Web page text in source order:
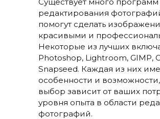
редактирования
помогут сделать
красивыми и
Некоторые из лучших
Photoshop, Lightroom, GIMP,
Snapseed. Каждая из них
особенности и
выбор зависит от ваших
уровня опыта в области
фотографий.